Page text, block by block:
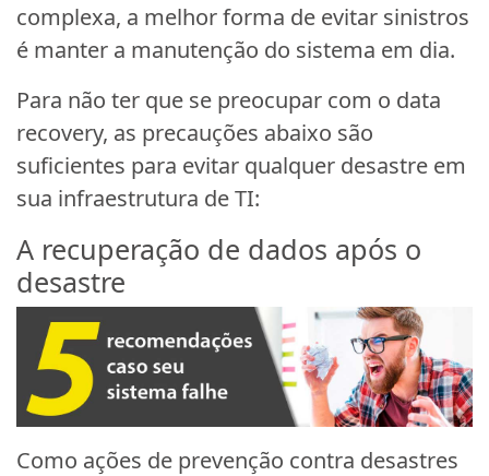
complexa, a melhor forma de evitar sinistros
é manter a manutenção do sistema em dia.
Para não ter que se preocupar com o data
recovery, as precauções abaixo são
suficientes para evitar qualquer desastre em
sua infraestrutura de TI:
A recuperação de dados após o
desastre
Como ações de prevenção contra desastres